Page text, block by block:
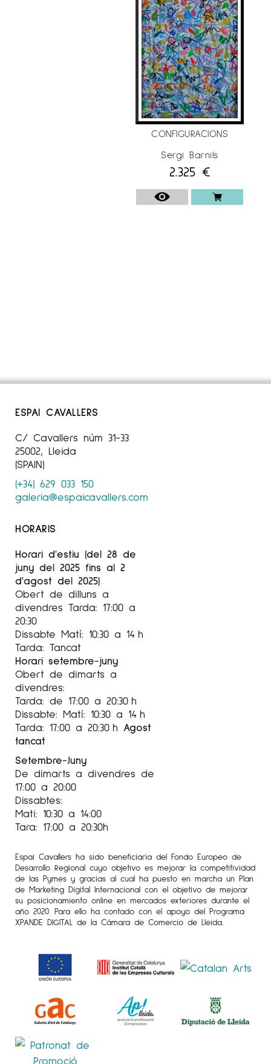
CONFIGURACIONS
Sergi Barnils
2.325 €
ESPAI CAVALLERS
C/ Cavallers núm 31-33
25002, Lleida
(SPAIN)
(+34) 629 033 150
galeria@espaicavallers.com
HORARIS
Horari d'estiu (del 28 de
juny del 2025 fins al 2
d'agost del 2025)
Obert de dilluns a
divendres Tarda: 17:00 a
20:30
Dissabte Matí: 10:30 a 14 h
Tarda: Tancat
Horari setembre-juny
Obert de dimarts a
divendres:
Tarda: de 17:00 a 20:30 h
Dissabte: Matí: 10:30 a 14 h
Tarda: 17:00 a 20:30 h Agost
tancat
Setembre-Juny
De dimarts a divendres de
17:00 a 20:00
Dissabtes:
Mati: 10:30 a 14:00
Tara: 17:00 a 20:30h
Espai Cavallers ha sido beneficiaria del Fondo Europeo de
Desarrollo Regional cuyo objetivo es mejorar la competitividad
de las Pymes y gracias al cual ha puesto en marcha un Plan
de Marketing Digital Internacional con el objetivo de mejorar
su posicionamiento online en mercados exteriores durante el
año 2020. Para ello ha contado con el apoyo del Programa
XPANDE DIGITAL de la Cámara de Comercio de Lleida.